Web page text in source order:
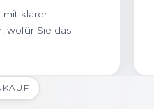
klarer
wofür Sie das